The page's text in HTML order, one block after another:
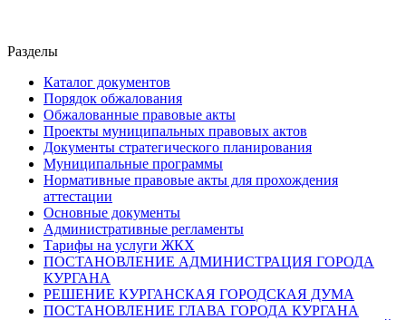
Разделы
Каталог документов
Порядок обжалования
Обжалованные правовые акты
Проекты муниципальных правовых актов
Документы стратегического планирования
Муниципальные программы
Нормативные правовые акты для прохождения
аттестации
Основные документы
Административные регламенты
Тарифы на услуги ЖКХ
ПОСТАНОВЛЕНИЕ АДМИНИСТРАЦИЯ ГОРОДА
КУРГАНА
РЕШЕНИЕ КУРГАНСКАЯ ГОРОДСКАЯ ДУМА
ПОСТАНОВЛЕНИЕ ГЛАВА ГОРОДА КУРГАНА